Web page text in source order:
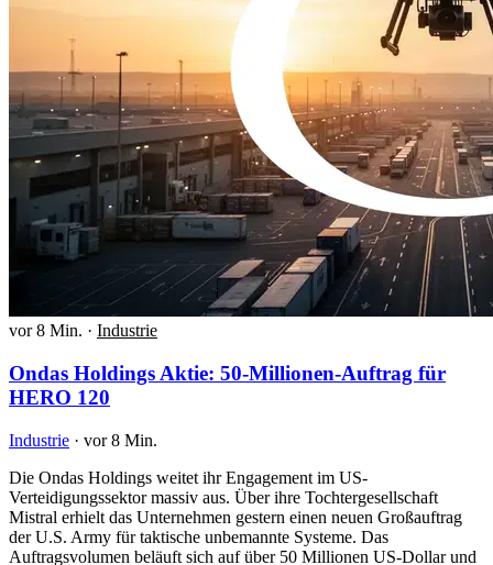
vor 8 Min. · Industrie
Ondas Holdings Aktie: 50-Millionen-Auftrag für
HERO 120
Industrie · vor 8 Min.
Die Ondas Holdings weitet ihr Engagement im US-
Verteidigungssektor massiv aus. Über ihre Tochtergesellschaft
Mistral erhielt das Unternehmen gestern einen neuen Großauftrag
der U.S. Army für taktische unbemannte Systeme. Das
Auftragsvolumen beläuft sich auf über 50 Millionen US-Dollar und